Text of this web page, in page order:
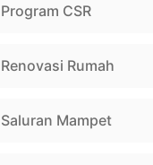
Program CSR
Renovasi Rumah
Saluran Mampet